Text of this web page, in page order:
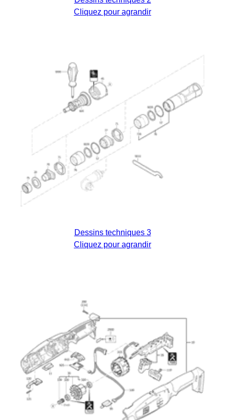
Cliquez pour agrandir
Dessins techniques 3
Cliquez pour agrandir